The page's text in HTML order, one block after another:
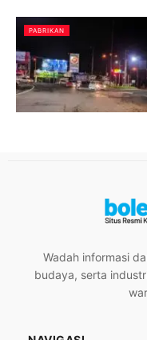
PABRIKAN
Wadah informasi
budaya, serta